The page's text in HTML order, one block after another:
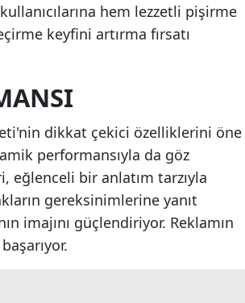
hem lezzetli pişirme
keyfini artırma fırsatı
dikkat çekici özelliklerini öne
performansıyla da göz
eğlenceli bir anlatım tarzıyla
gereksinimlerine yanıt
imajını güçlendiriyor. Reklamın